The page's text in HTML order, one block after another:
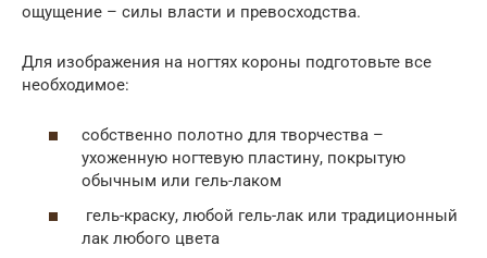
ощущение – силы власти и превосходства.
Для изображения на ногтях короны подготовьте все
необходимое:
собственно полотно для творчества –
ухоженную ногтевую пластину, покрытую
обычным или гель-лаком
гель-краску, любой гель-лак или традиционный
лак любого цвета